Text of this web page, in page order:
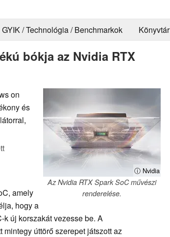
GYIK / Technológia / Benchmarkok Könyvtár
bókja az Nvidia RTX
ⓘ Nvidia
Az Nvidia RTX Spark SoC művészi
renderelése.
on
és
amely
hogy a
új korszakát vezesse be. A
úttörő szerepet játszott az